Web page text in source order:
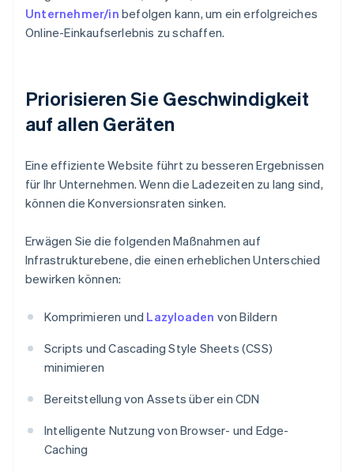
Unternehmer/in befolgen kann, um ein erfolgreiches
Online-Einkaufserlebnis zu schaffen.
Priorisieren Sie Geschwindigkeit
auf allen Geräten
Eine effiziente Website führt zu besseren Ergebnissen
für Ihr Unternehmen. Wenn die Ladezeiten zu lang sind,
können die Konversionsraten sinken.
Erwägen Sie die folgenden Maßnahmen auf
Infrastrukturebene, die einen erheblichen Unterschied
bewirken können:
Komprimieren und Lazyloaden von Bildern
Scripts und Cascading Style Sheets (CSS)
minimieren
Bereitstellung von Assets über ein CDN
Intelligente Nutzung von Browser- und Edge-
Caching